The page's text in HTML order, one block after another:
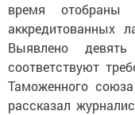
время
аккредитованных
Выявлено
соответствуют
Таможенного
рассказал